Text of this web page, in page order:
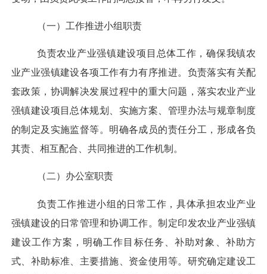
（一） 工作推进小组职责
负责农业产业强镇建设项目总体工作，确保我镇农
业产业强镇建设各项工作有力有序推进。负责落实有关配
套政策，协调解决发展过程中的重大问题，落实农业产业
强镇建设项目总体规划、实施方案、管理办法与规章制度
的制定及实施监督等。明确各成员的责任分工，形成各负
其责、相互配合、共同推进的工作机制。
（二）办公室职责
负责工作推进小组的日常工作，具体承担农业产业
强镇建设的日常管理和协调工作。制定印发农业产业强镇
建设工作方案，明确工作目标任务、补助对象、补助方
式、补助标准、主要措施、资金使用 等。 研究确定建设工